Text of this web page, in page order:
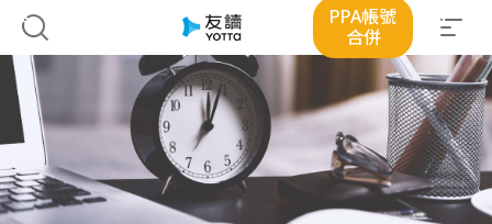
PPA帳號
合併